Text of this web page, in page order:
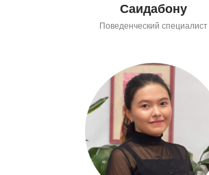
Саидабону
Поведенческий специалист